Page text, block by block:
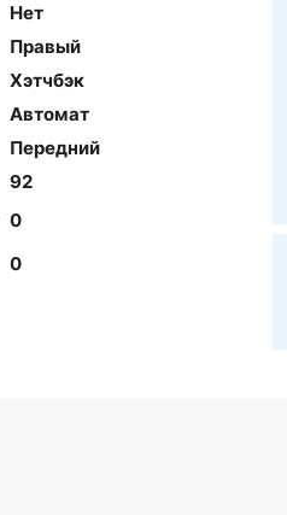
Нет
Правый
Хэтчбэк
Автомат
Передний
92
0
0